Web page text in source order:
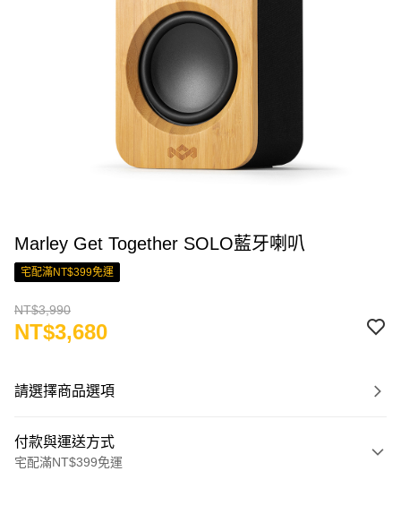
Marley Get Together SOLO藍牙喇叭
宅配滿NT$399免運
NT$3,990
NT$3,680
請選擇商品選項
付款與運送方式
宅配滿NT$399免運